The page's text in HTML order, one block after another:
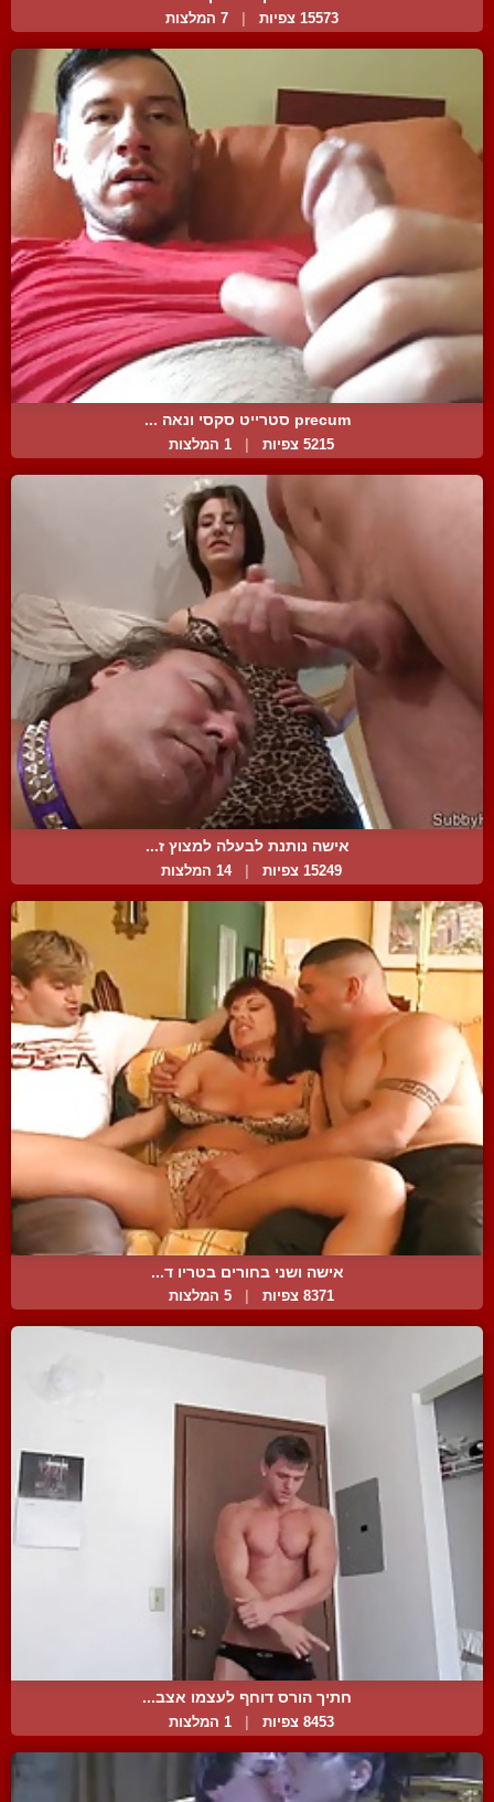
15573 צפיות 7 המלצות
precum סטרייט סקסי ונאה ...
5215 צפיות 1 המלצות
אישה נותנת לבעלה למצוץ ז...
15249 צפיות | 14 המלצות
אישה ושני בחורים בטריו ד...
8371 צפיות 5 המלצות
חתיך הורס דוחף לעצמו אצב...
8453 צפיות 1 המלצות